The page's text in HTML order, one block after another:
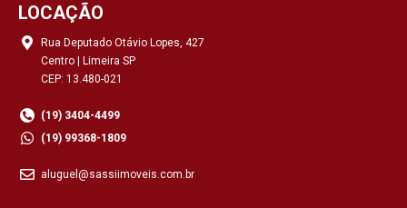
LOCAÇÃO
Rua Deputado Otávio Lopes, 427
Centro | Limeira SP
CEP: 13.480-021
(19) 3404-4499
(19) 99368-1809
aluguel@sassiimoveis.com.br